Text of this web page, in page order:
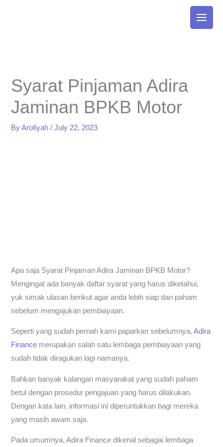
Syarat Pinjaman Adira
Jaminan BPKB Motor
ByArofiyah/July 22, 2023
Apa saja Syarat Pinjaman Adira Jaminan BPKB Motor?
Mengingat ada banyak daftar syarat yang harus diketahui,
yuk simak ulasan berikut agar anda lebih siap dan paham
sebelum mengajukan pembiayaan.
Seperti yang sudah pernah kami paparkan sebelumnya,Adira
Finance merupakan salah satu lembaga pembiayaan yang
sudah tidak diragukan lagi namanya.
Bahkan banyak kalangan masyarakat yang sudah paham
betul dengan prosedur pengajuan yang harus dilakukan.
Dengan kata lain, informasi ini diperuntukkan bagi mereka
yang masih awam saja.
Pada umumnya, Adira Finance dikenal sebagai lembaga